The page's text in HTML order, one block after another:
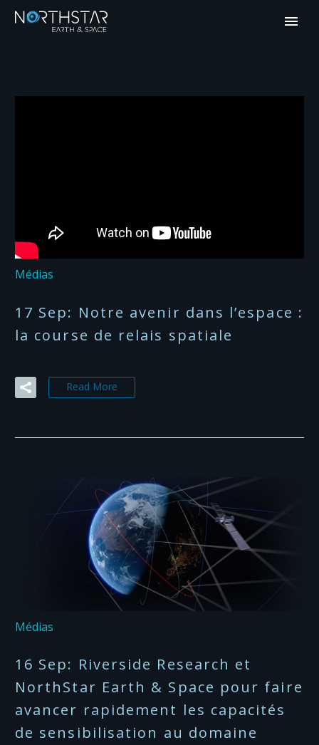
Médias
17 Sep: Notre avenir dans l’espace :
la course de relais spatiale
Read More
Médias
16 Sep: Riverside Research et
NorthStar Earth & Space pour faire
avancer rapidement les capacités
de sensibilisation au domaine